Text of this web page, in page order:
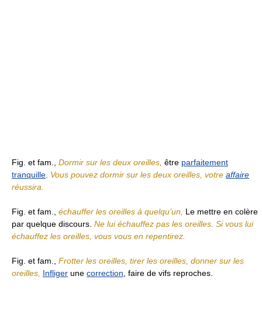
Fig. et fam., Dormir sur les deux oreilles, être parfaitement
tranquille Vous pouvez dormir sur les deux oreilles, votre affaire
réussira.
Fig. et fam., échauffer les oreilles à quelqu’un, Le mettre en colère
par quelque discours. Ne lui échauffez pas les oreilles. Si vous lui
échauffez les oreilles, vous vous en repentirez.
Fig. et fam., Frotter les oreilles, tirer les oreilles, donner sur les
oreilles, Infliger une correction , faire de vifs reproches.